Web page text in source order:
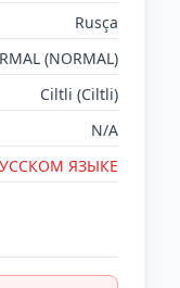
Rusça
(NORMAL)
Ciltli (Ciltli)
N/A
ЯЗЫКЕ